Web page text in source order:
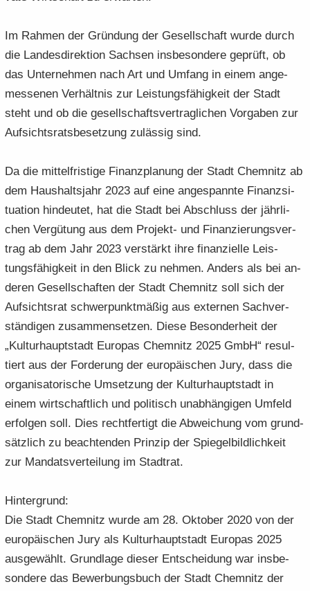
Im Rah­men der Grün­dung der Ge­sell­schaft wurde durch
die Lan­des­di­rek­ti­on Sach­sen ins­be­son­de­re ge­prüft, ob
das Un­ter­neh­men nach Art und Um­fang in einem an­ge­
mes­se­nen Ver­hält­nis zur Leis­tungs­fä­hig­keit der Stadt
steht und ob die ge­sell­schafts­ver­trag­li­chen Vor­ga­ben zur
Auf­sichts­rats­be­set­zung zu­läs­sig sind.
Da die mit­tel­fris­ti­ge Fi­nanz­pla­nung der Stadt Chem­nitz ab
dem Haus­halts­jahr 2023 auf eine an­ge­spann­te Fi­nanz­si­
tua­ti­on hin­deu­tet, hat die Stadt bei Ab­schluss der jähr­li­
chen Ver­gü­tung aus dem Projekt-​ und Fi­nan­zie­rungs­ver­
trag ab dem Jahr 2023 ver­stärkt ihre fi­nan­zi­el­le Leis­
tungs­fä­hig­keit in den Blick zu neh­men. An­ders als bei an­
de­ren Ge­sell­schaf­ten der Stadt Chem­nitz soll sich der
Auf­sichts­rat schwer­punkt­mä­ßig aus ex­ter­nen Sach­ver­
stän­di­gen zu­sam­men­set­zen. Diese Be­son­der­heit der
„Kul­tur­haupt­stadt Eu­ro­pas Chem­nitz 2025 GmbH“ re­sul­
tiert aus der For­de­rung der eu­ro­päi­schen Jury, dass die
or­ga­ni­sa­to­ri­sche Um­set­zung der Kul­tur­haupt­stadt in
einem wirt­schaft­lich und po­li­tisch un­ab­hän­gi­gen Um­feld
er­fol­gen soll. Dies recht­fer­tigt die Ab­wei­chung vom grund­
sätz­lich zu be­ach­ten­den Prin­zip der Spie­gel­bild­lich­keit
zur Man­dats­ver­tei­lung im Stadt­rat.
Hin­ter­grund:
Die Stadt Chem­nitz wurde am 28. Ok­to­ber 2020 von der
eu­ro­päi­schen Jury als Kul­tur­haupt­stadt Eu­ro­pas 2025
aus­ge­wählt. Grund­la­ge die­ser Ent­schei­dung war ins­be­
son­de­re das Be­wer­bungs­buch der Stadt Chem­nitz der